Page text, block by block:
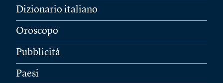
Dizionario italiano
Oroscopo
Pubblicità
Paesi